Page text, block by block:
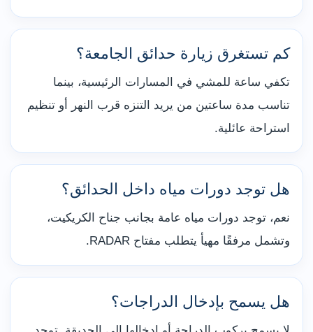
كم تستغرق زيارة حدائق الجامعة؟
تكفي ساعة للمشي في المسارات الرئيسية، بينما
تناسب مدة ساعتين من يريد التنزه قرب النهر أو تنظيم
استراحة عائلية.
هل توجد دورات مياه داخل الحدائق؟
نعم، توجد دورات مياه عامة بجانب جناح الكريكيت،
وتشمل مرفقًا مهيأ يتطلب مفتاح RADAR.
هل يسمح بإدخال الدراجات؟